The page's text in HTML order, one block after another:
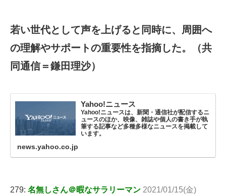
若い世代として声を上げると同時に、周囲へ
の理解やサポートの重要性を指摘した。（共
同通信＝鎌田理沙）
Yahoo!ニュース
Yahoo!ニュースは、新聞・通信社が配信するニ
ュースのほか、映像、雑誌や個人の書き手が執
筆する記事など多種多様なニュースを掲載して
います。
news.yahoo.co.jp
279: 名無しさん＠暇なサラリーマン 2021/01/15(金)